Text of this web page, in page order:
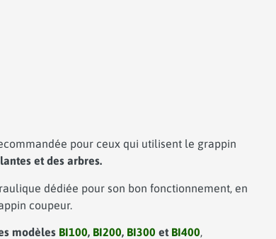
pour ceux qui utilisent le grappin
et des arbres.
dédiée pour son bon fonctionnement, en
coupeur.
modèles BI100, BI200, BI300 et BI400,